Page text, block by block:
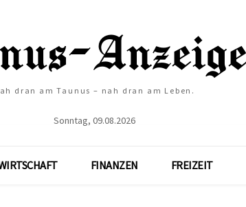
dran am Taunus – nah dran am Leben.
Sonntag, 09.08.2026
FINANZEN FREIZEIT